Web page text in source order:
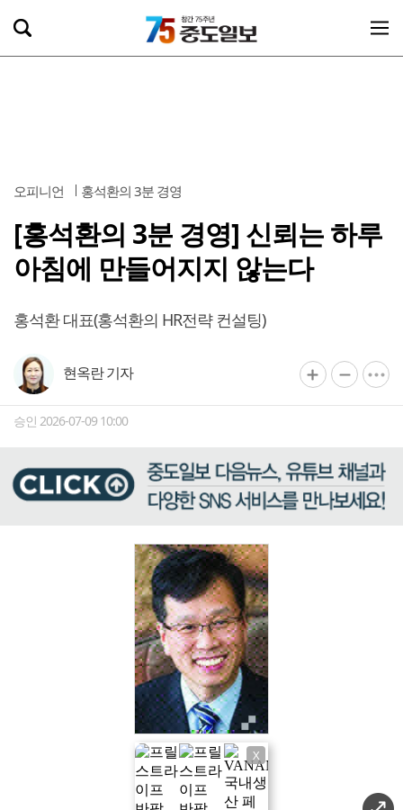
오피니언 홍석환의 3분 경영
[홍석환의 3분 경영] 신뢰는 하루
아침에 만들어지지 않는다
홍석환 대표(홍석환의 HR전략 컨설팅)
현옥란 기자
승인 2026-07-09 10:00
X